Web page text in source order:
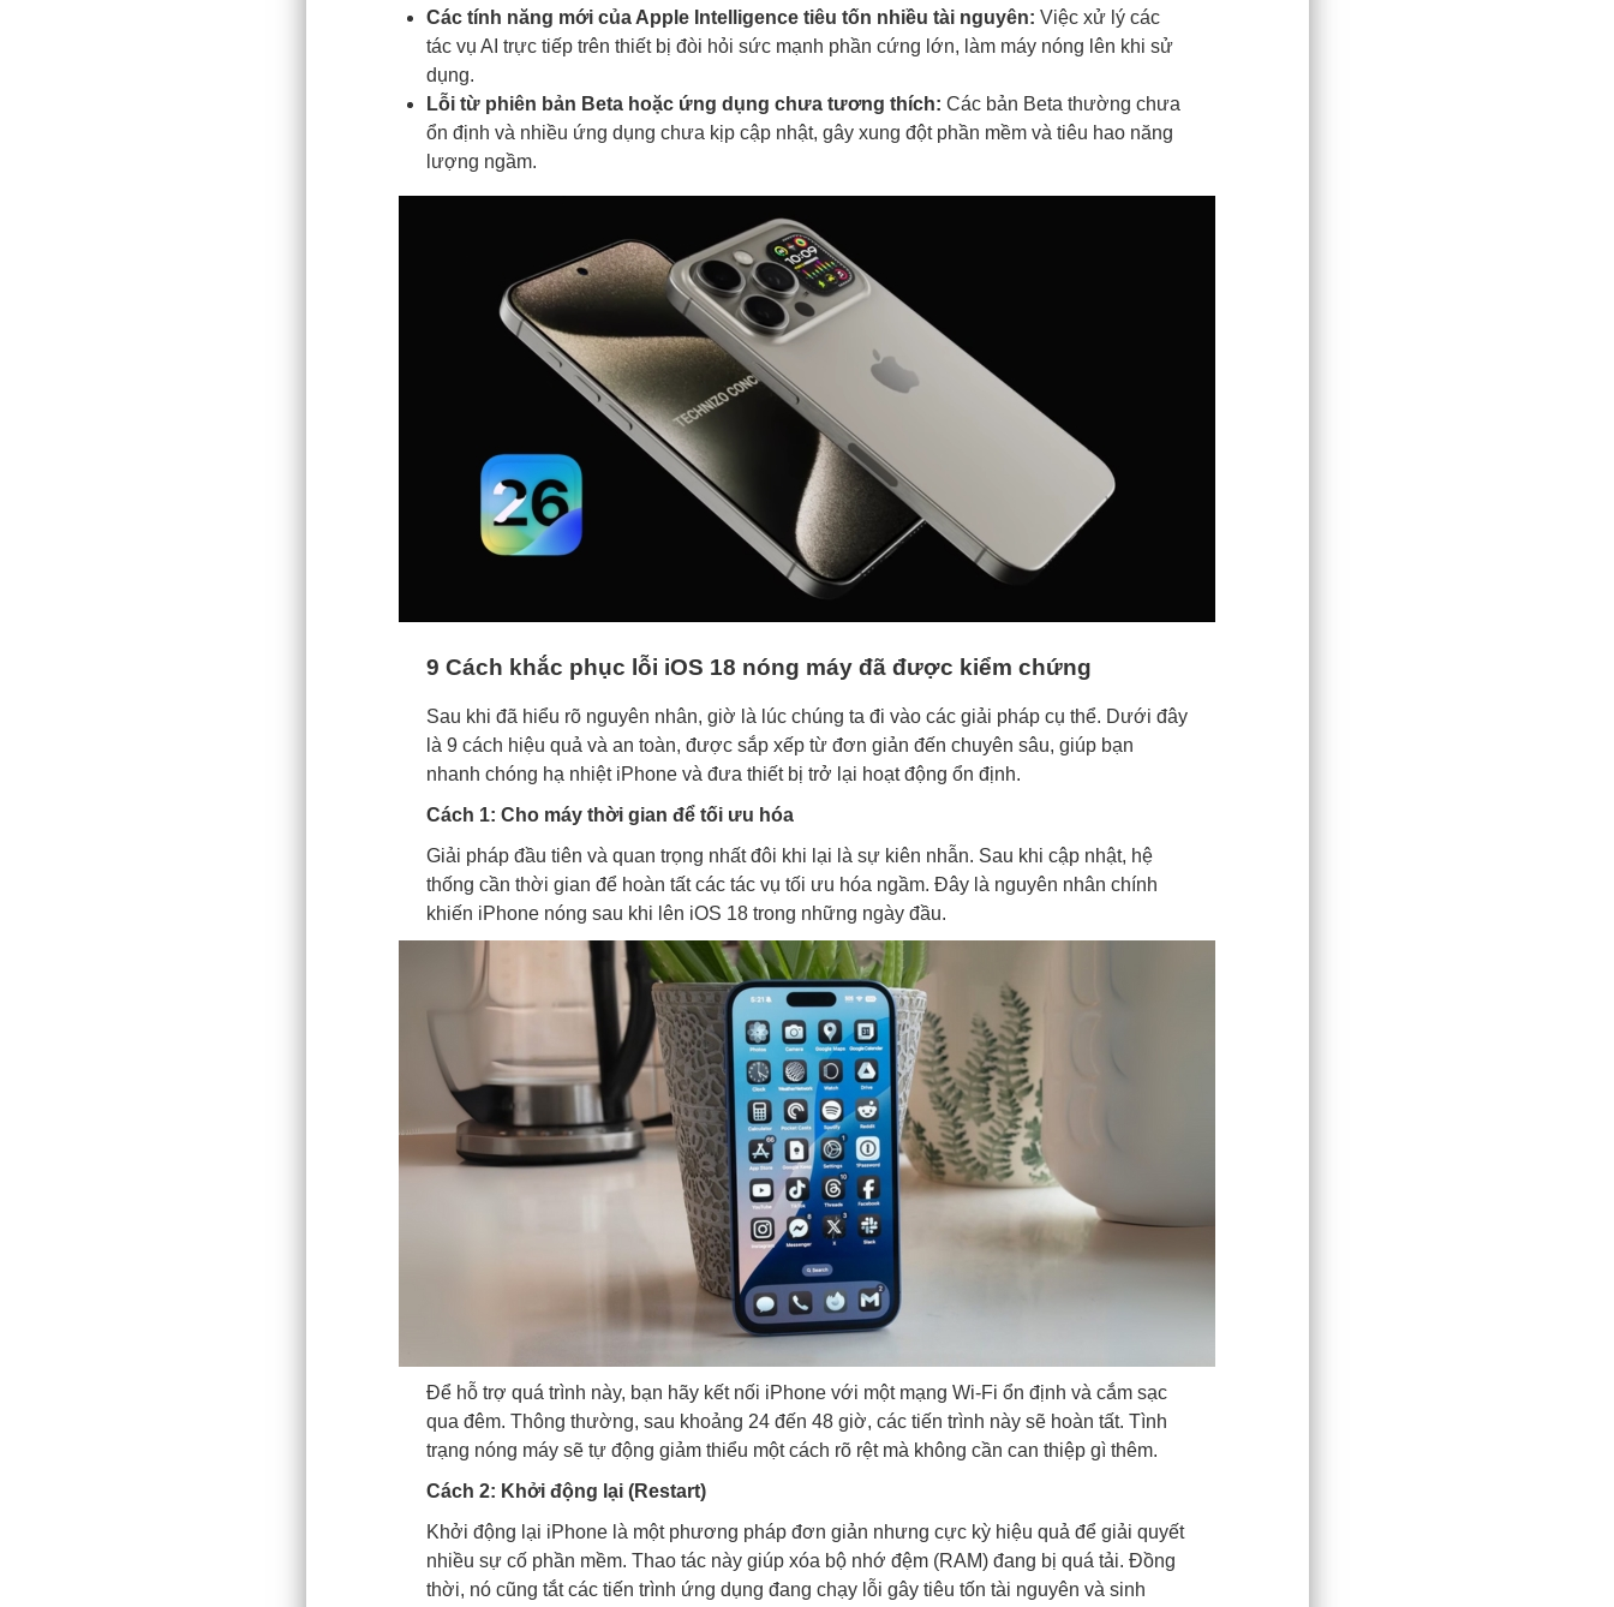
Các tính năng mới của Apple Intelligence tiêu tốn nhiều tài nguyên: Việc xử lý các
tác vụ AI trực tiếp trên thiết bị đòi hỏi sức mạnh phần cứng lớn, làm máy nóng lên khi sử
dụng.
Lỗi từ phiên bản Beta hoặc ứng dụng chưa tương thích: Các bản Beta thường chưa
ổn định và nhiều ứng dụng chưa kịp cập nhật, gây xung đột phần mềm và tiêu hao năng
lượng ngầm.
9 Cách khắc phục lỗi iOS 18 nóng máy đã được kiểm chứng
Sau khi đã hiểu rõ nguyên nhân, giờ là lúc chúng ta đi vào các giải pháp cụ thể. Dưới đây
là 9 cách hiệu quả và an toàn, được sắp xếp từ đơn giản đến chuyên sâu, giúp bạn
nhanh chóng hạ nhiệt iPhone và đưa thiết bị trở lại hoạt động ổn định.
Cách 1: Cho máy thời gian để tối ưu hóa
Giải pháp đầu tiên và quan trọng nhất đôi khi lại là sự kiên nhẫn. Sau khi cập nhật, hệ
thống cần thời gian để hoàn tất các tác vụ tối ưu hóa ngầm. Đây là nguyên nhân chính
khiến iPhone nóng sau khi lên iOS 18 trong những ngày đầu.
Để hỗ trợ quá trình này, bạn hãy kết nối iPhone với một mạng Wi-Fi ổn định và cắm sạc
qua đêm. Thông thường, sau khoảng 24 đến 48 giờ, các tiến trình này sẽ hoàn tất. Tình
trạng nóng máy sẽ tự động giảm thiểu một cách rõ rệt mà không cần can thiệp gì thêm.
Cách 2: Khởi động lại (Restart)
Khởi động lại iPhone là một phương pháp đơn giản nhưng cực kỳ hiệu quả để giải quyết
nhiều sự cố phần mềm. Thao tác này giúp xóa bộ nhớ đệm (RAM) đang bị quá tải. Đồng
thời, nó cũng tắt các tiến trình ứng dụng đang chạy lỗi gây tiêu tốn tài nguyên và sinh